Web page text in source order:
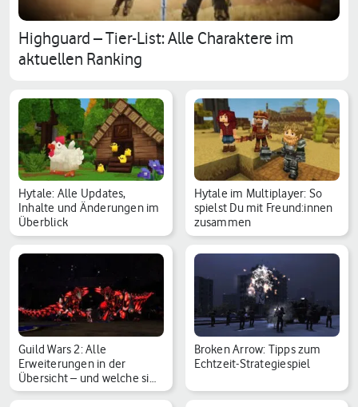
Highguard – Tier-List: Alle Charaktere im
aktuellen Ranking
Hytale: Alle Updates,
Inhalte und Änderungen im
Überblick
Hytale im Multiplayer: So
spielst Du mit Freund:innen
zusammen
Guild Wars 2: Alle
Erweiterungen in der
Übersicht – und welche si…
Broken Arrow: Tipps zum
Echtzeit-Strategiespiel